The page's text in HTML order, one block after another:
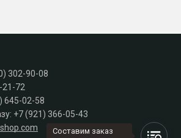
302-90-08
21-72
645-02-58
+7 (921) 366-05-43
Составим заказ